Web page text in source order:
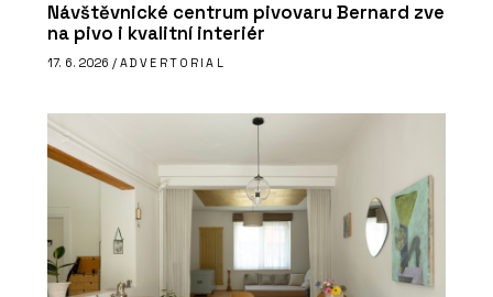
Návštěvnické centrum pivovaru Bernard zve
na pivo i kvalitní interiér
17. 6. 2026 / ADVERTORIAL